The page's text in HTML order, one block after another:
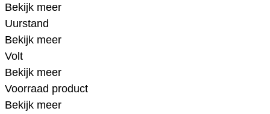
Bekijk meer
Uurstand
Bekijk meer
Volt
Bekijk meer
Voorraad product
Bekijk meer